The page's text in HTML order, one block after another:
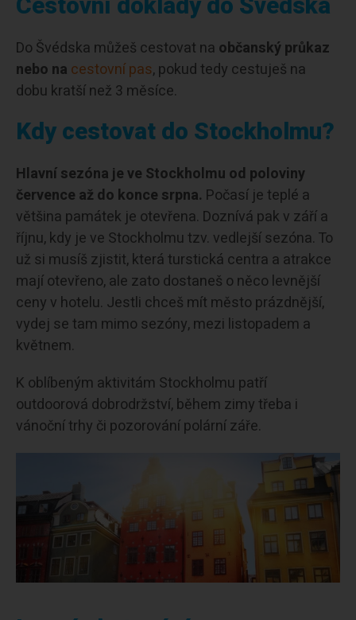
Do Švédska můžeš cestovat na občanský průkaz
nebo na cestovní pas, pokud tedy cestuješ na
dobu kratší než 3 měsíce.
Kdy cestovat do Stockholmu?
Hlavní sezóna je ve Stockholmu od poloviny
července až do konce srpna. Počasí je teplé a
většina památek je otevřena. Doznívá pak v září a
říjnu, kdy je ve Stockholmu tzv. vedlejší sezóna. To
už si musíš zjistit, která turstická centra a atrakce
mají otevřeno, ale zato dostaneš o něco levnější
ceny v hotelu. Jestli chceš mít město prázdnější,
vydej se tam mimo sezóny, mezi listopadem a
květnem.
K oblíbeným aktivitám Stockholmu patří
outdoorová dobrodržství, během zimy třeba i
vánoční trhy či pozorování polární záře.